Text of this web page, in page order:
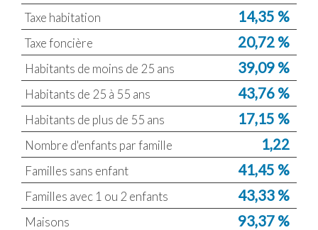
Taxe habitation 14,35 %
Taxe foncière 20,72 %
Habitants de moins de 25 ans 39,09 %
Habitants de 25 à 55 ans 43,76 %
Habitants de plus de 55 ans 17,15 %
Nombre d'enfants par famille 1,22
Familles sans enfant 41,45 %
Familles avec 1 ou 2 enfants 43,33 %
Maisons 93,37 %